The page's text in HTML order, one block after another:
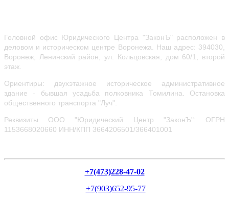
Головной офис Юридического Центра "ЗаконЪ" расположен в
деловом и историческом центре Воронежа. Наш адрес: 394030,
Воронеж, Ленинский район, ул.
Кольцовская, дом 60/1, второй
этаж.
Ориентиры: двухэтажное историческое административное
здание - бывшая усадьба полковника Томилина. Остановка
общественного транспорта "Луч".
Реквизиты ООО "Юридический Центр "ЗаконЪ": ОГРН
1153668020660 ИНН/КПП 3664206501/366401001
+7(473)228-47-02
+7(903)652-95-77